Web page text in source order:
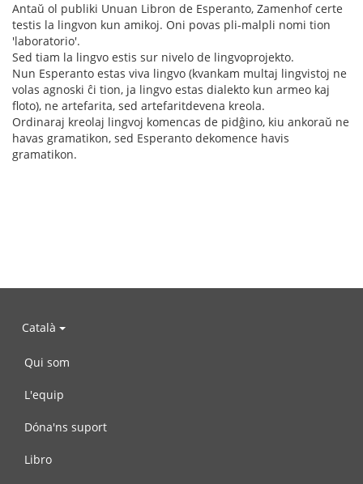
Antaŭ ol publiki Unuan Libron de Esperanto, Zamenhof certe
testis la lingvon kun amikoj. Oni povas pli-malpli nomi tion
'laboratorio'.
Sed tiam la lingvo estis sur nivelo de lingvoprojekto.
Nun Esperanto estas viva lingvo (kvankam multaj lingvistoj ne
volas agnoski ĉi tion, ja lingvo estas dialekto kun armeo kaj
floto), ne artefarita, sed artefaritdevena kreola.
Ordinaraj kreolaj lingvoj komencas de pidĝino, kiu ankoraŭ ne
havas gramatikon, sed Esperanto dekomence havis
gramatikon.
Català
Qui som
L'equip
Dóna'ns suport
Libro